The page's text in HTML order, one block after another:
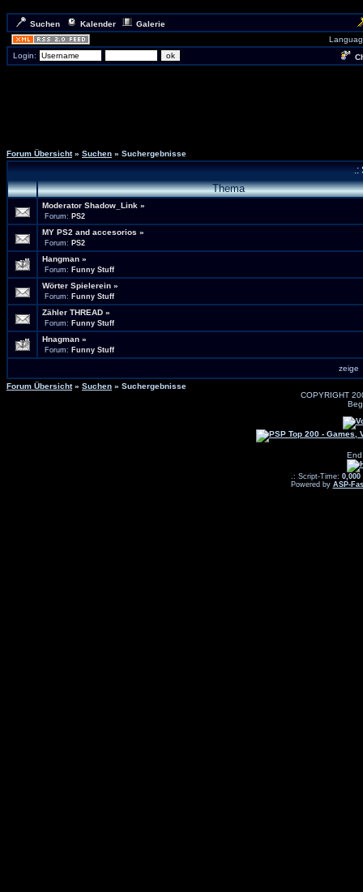
Suchen Kalender
Galerie
Login:
Forum Übersicht» Suchen » Suchergebnisse
.:
Thema
Moderator Shadow_Link »
Forum: PS2
MY PS2 and accesorios »
Forum: PS2
Hangman »
Forum: Funny Stuff
Wörter Spielerein »
Forum: Funny Stuff
Zähler THREAD »
Forum: Funny Stuff
Hnagman »
Forum: Funny Stuff
zeige
Forum Übersicht» Suchen » Suchergebnisse
COPYRIGHT
.: Script-Time: 0,000
Powered by ASP-